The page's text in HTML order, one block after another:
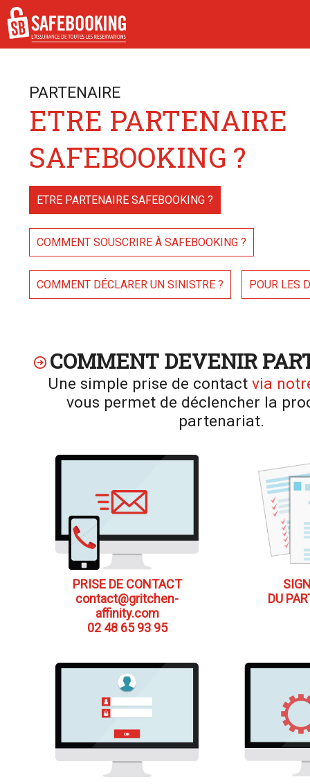
PARTENAIRE
ETRE PARTENAIRE
SAFEBOOKING ?
ETRE PARTENAIRE SAFEBOOKING ?
COMMENT SOUSCRIRE À SAFEBOOKING ?
COMMENT DÉCLARER UN SINISTRE ? POUR LES
COMMENT DEVENIR
Une simple prise de contact via
vous permet de déclencher la
partenariat.
PRISE DE CONTACT
contact@gritchen-
affinity.com
02 48 65 93 95
DU